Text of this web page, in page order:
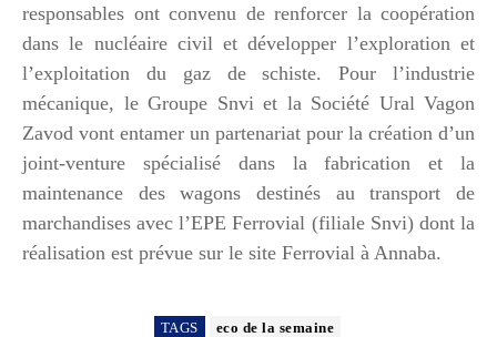
responsables ont convenu de renforcer la coopération
dans le nucléaire civil et développer l’exploration et
l’exploitation du gaz de schiste. Pour l’industrie
mécanique, le Groupe Snvi et la Société Ural Vagon
Zavod vont entamer un partenariat pour la création d’un
joint-venture spécialisé dans la fabrication et la
maintenance des wagons destinés au transport de
marchandises avec l’EPE Ferrovial (filiale Snvi) dont la
réalisation est prévue sur le site Ferrovial à Annaba.
TAGS eco de la semaine